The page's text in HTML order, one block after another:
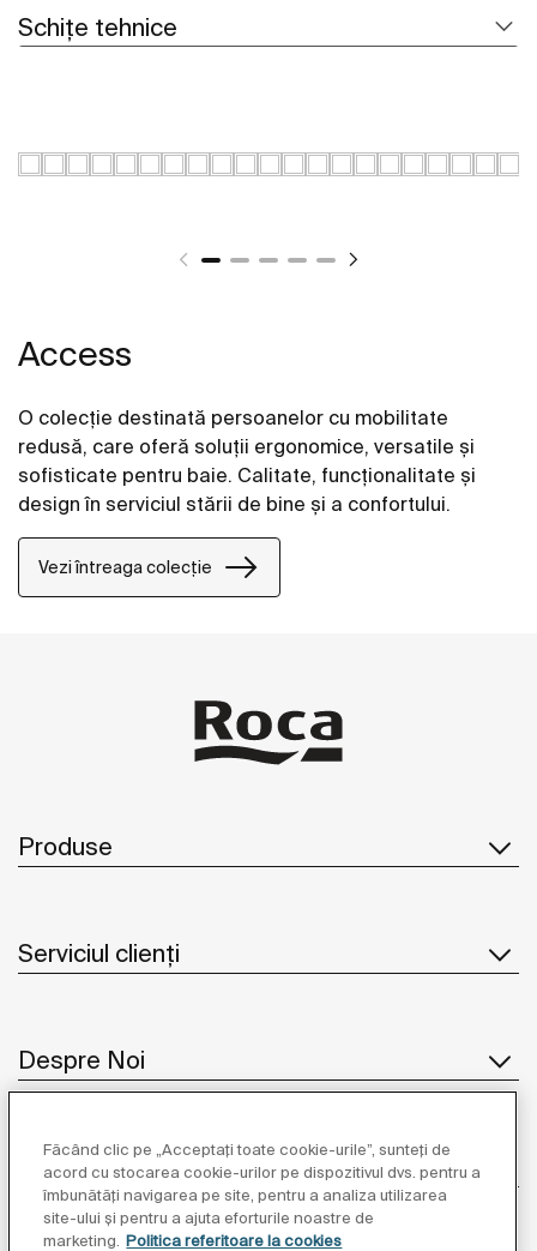
Schițe tehnice
Access
O colecție destinată persoanelor cu mobilitate
redusă, care oferă soluții ergonomice, versatile și
sofisticate pentru baie. Calitate, funcționalitate și
design în serviciul stării de bine și a confortului.
Vezi întreaga colecție
Produse
Serviciul clienți
Despre Noi
Inspirație
Unde să ne găsiți
Făcând clic pe „Acceptați toate cookie-urile”, sunteți de
acord cu stocarea cookie-urilor pe dispozitivul dvs. pentru a
îmbunătăți navigarea pe site, pentru a analiza utilizarea
site-ului și pentru a ajuta eforturile noastre de
marketing. Politica referitoare la cookies